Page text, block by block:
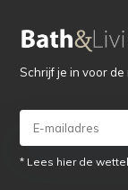
Schrijf je in voor
* Lees hier de